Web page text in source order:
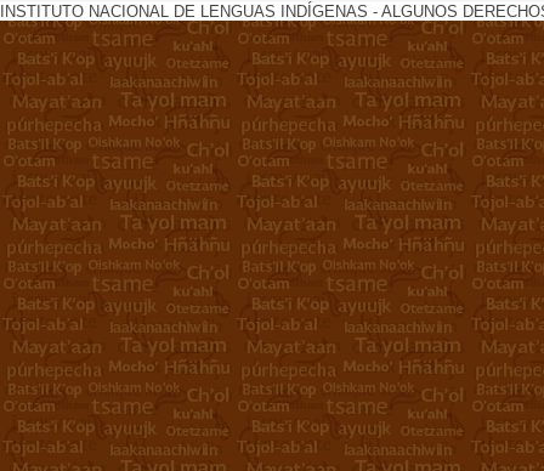
INSTITUTO NACIONAL DE LENGUAS INDÍGENAS - ALGUNOS